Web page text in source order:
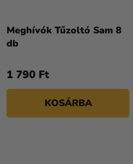
Meghívók Tűzoltó Sam 8
db
1 790 Ft
KOSÁRBA